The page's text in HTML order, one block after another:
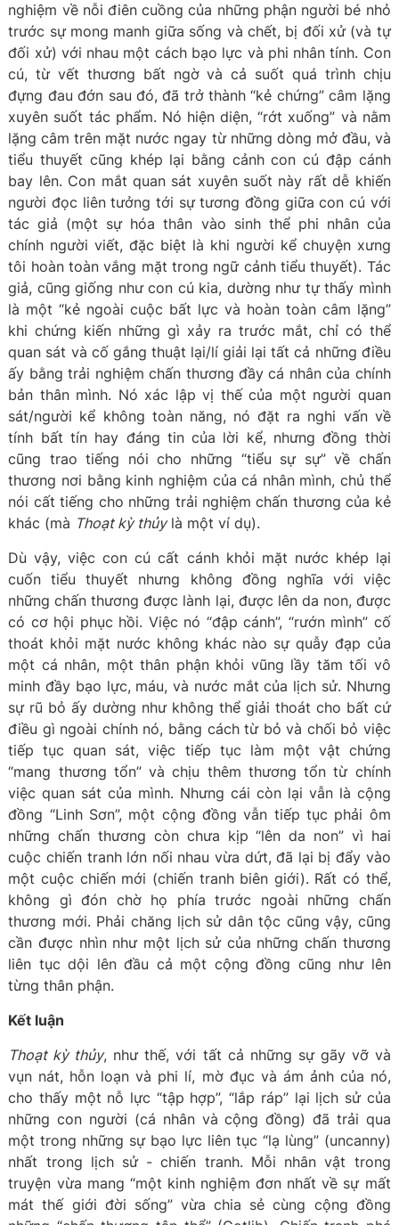
nghiệm về nỗi điên cuồng của những phận người bé nhỏ
trước sự mong manh giữa sống và chết, bị đối xử (và tự
đối xử) với nhau một cách bạo lực và phi nhân tính. Con
cú, từ vết thương bất ngờ và cả suốt quá trình chịu
đựng đau đớn sau đó, đã trở thành “kẻ chứng” câm lặng
xuyên suốt tác phẩm. Nó hiện diện, “rớt xuống” và nằm
lặng câm trên mặt nước ngay từ những dòng mở đầu, và
tiểu thuyết cũng khép lại bằng cảnh con cú đập cánh
bay lên. Con mắt quan sát xuyên suốt này rất dễ khiến
người đọc liên tưởng tới sự tương đồng giữa con cú với
tác giả (một sự hóa thân vào sinh thể phi nhân của
chính người viết, đặc biệt là khi người kể chuyện xưng
tôi hoàn toàn vắng mặt trong ngữ cảnh tiểu thuyết). Tác
giả, cũng giống như con cú kia, dường như tự thấy mình
là một “kẻ ngoài cuộc bất lực và hoàn toàn câm lặng”
khi chứng kiến những gì xảy ra trước mắt, chỉ có thể
quan sát và cố gắng thuật lại/lí giải lại tất cả những điều
ấy bằng trải nghiệm chấn thương đầy cá nhân của chính
bản thân mình. Nó xác lập vị thế của một người quan
sát/người kể không toàn năng, nó đặt ra nghi vấn về
tính bất tín hay đáng tin của lời kể, nhưng đồng thời
cũng trao tiếng nói cho những “tiểu sự sự” về chấn
thương nơi bằng kinh nghiệm của cá nhân mình, chủ thể
nói cất tiếng cho những trải nghiệm chấn thương của kẻ
khác (mà Thoạt kỳ thủylà một ví dụ).
Dù vậy, việc con cú cất cánh khỏi mặt nước khép lại
cuốn tiểu thuyết nhưng không đồng nghĩa với việc
những chấn thương được lành lại, được lên da non, được
có cơ hội phục hồi. Việc nó “đập cánh”, “rướn mình” cố
thoát khỏi mặt nước không khác nào sự quẫy đạp của
một cá nhân, một thân phận khỏi vũng lầy tăm tối vô
minh đầy bạo lực, máu, và nước mắt của lịch sử. Nhưng
sự rũ bỏ ấy dường như không thể giải thoát cho bất cứ
điều gì ngoài chính nó, bằng cách từ bỏ và chối bỏ việc
tiếp tục quan sát, việc tiếp tục làm một vật chứng
“mang thương tổn” và chịu thêm thương tổn từ chính
việc quan sát của mình. Nhưng cái còn lại vẫn là cộng
đồng “Linh Sơn”, một cộng đồng vẫn tiếp tục phải ôm
những chấn thương còn chưa kịp “lên da non” vì hai
cuộc chiến tranh lớn nối nhau vừa dứt, đã lại bị đẩy vào
một cuộc chiến mới (chiến tranh biên giới). Rất có thể,
không gì đón chờ họ phía trước ngoài những chấn
thương mới. Phải chăng lịch sử dân tộc cũng vậy, cũng
cần được nhìn như một lịch sử của những chấn thương
liên tục dội lên đầu cả một cộng đồng cũng như lên
từng thân phận.
Kết luận
Thoạt kỳ thủy, như thế, với tất cả những sự gãy vỡ và
vụn nát, hỗn loạn và phi lí, mờ đục và ám ảnh của nó,
cho thấy một nỗ lực “tập hợp”, “lắp ráp” lại lịch sử của
những con người (cá nhân và cộng đồng) đã trải qua
một trong những sự bạo lực liên tục “lạ lùng” (uncanny)
nhất trong lịch sử - chiến tranh. Mỗi nhân vật trong
truyện vừa mang “một kinh nghiệm đơn nhất về sự mất
mát thế giới đời sống” vừa chia sẻ cùng cộng đồng